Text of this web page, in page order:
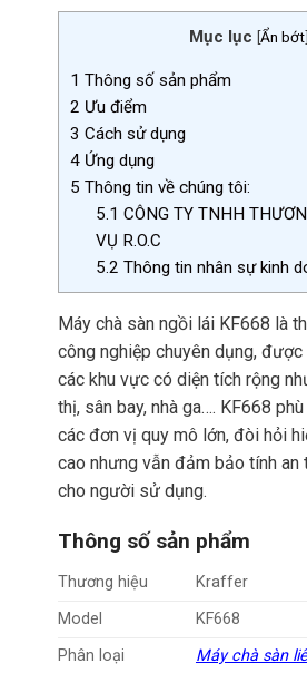
Mục lục [Ẩn bớt]
1 Thông số sản phẩm
2 Ưu điểm
3 Cách sử dụng
4Ứng dụng
5 Thông tin về chúng tôi:
5.1 CÔNG TY TNHH
VỤ R.O.C
5.2 Thông tin nhân sự kinh
Máy chà sàn ngồi lái KF668 là
công nghiệp chuyên dụng, được
các khu vực có diện tích rộng
thị, sân bay, nhà ga…. KF668
các đơn vị quy mô lớn, đòi hỏi
cao nhưng vẫn đảm bảo tính an
cho người sử dụng.
Thông số sản phẩm
Thương hiệu
Kraffer
Model
KF668
Phân loại
Máy chà sàn